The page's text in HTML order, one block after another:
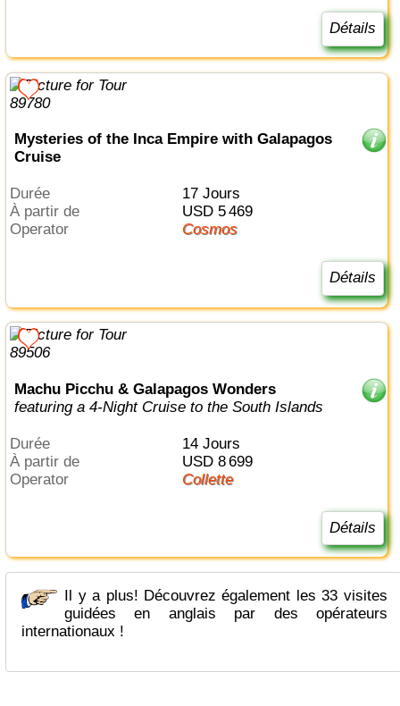
Détails
Mysteries of the Inca Empire with Galapagos
Cruise
Durée
17 Jours
à partir de
USD 5 469
Operator
Cosmos
Détails
Machu Picchu & Galapagos Wonders
featuring a 4-Night Cruise to the South Islands
Durée
14 Jours
à partir de
USD 8 699
Operator
Collette
Détails
guidées en anglais par des opérateurs
internationaux !